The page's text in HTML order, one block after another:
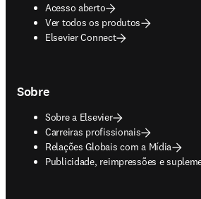
Acesso aberto
Ver todos os produtos
Elsevier Connect
Sobre
Sobre a Elsevier
Carreiras profissionais
Relações Globais com a Mídia
Publicidade, reimpressões e
opens in new tab/window